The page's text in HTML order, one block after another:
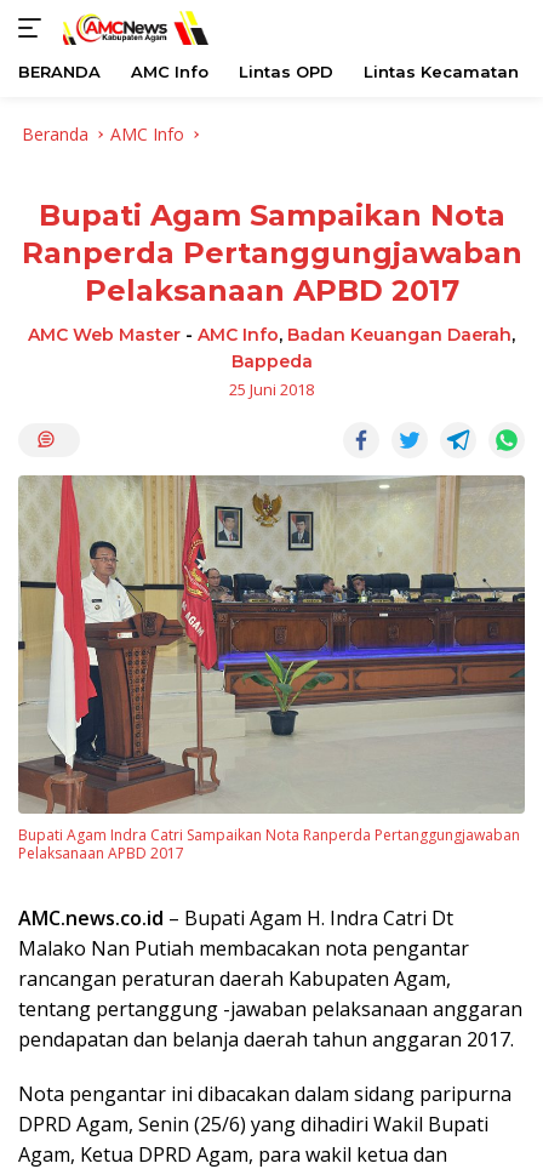
BERANDA AMC Info Lintas OPD Lintas Kecamatan
Beranda AMC Info
Bupati Agam Sampaikan Nota
Ranperda Pertanggungjawaban
Pelaksanaan APBD 2017
AMC Web Master - AMC Info, Badan Keuangan Daerah,
Bappeda
25 Juni 2018
Bupati Agam Indra Catri Sampaikan Nota Ranperda Pertanggungjawaban
Pelaksanaan APBD 2017
AMC.news.co.id – Bupati Agam H. Indra Catri Dt
Malako Nan Putiah membacakan nota pengantar
rancangan peraturan daerah Kabupaten Agam,
tentang pertanggung -jawaban pelaksanaan anggaran
pendapatan dan belanja daerah tahun anggaran 2017.
Nota pengantar ini dibacakan dalam sidang paripurna
DPRD Agam, Senin (25/6) yang dihadiri Wakil Bupati
Agam, Ketua DPRD Agam, para wakil ketua dan